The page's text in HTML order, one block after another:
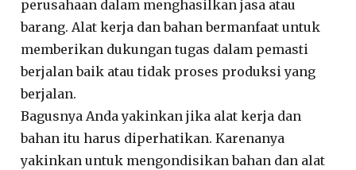
perusahaan dalam menghasilkan jasa atau
barang. Alat kerja dan bahan bermanfaat untuk
memberikan dukungan tugas dalam pemasti
berjalan baik atau tidak proses produksi yang
berjalan.
Bagusnya Anda yakinkan jika alat kerja dan
bahan itu harus diperhatikan. Karenanya
yakinkan untuk mengondisikan bahan dan alat